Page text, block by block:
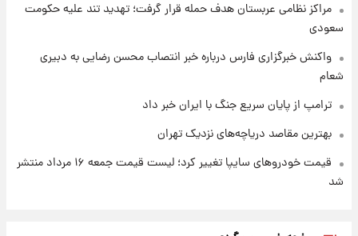
مراکز نظامی عربستان هدف حمله قرار گرفت؛ تهدید تند علیه حکومت
سعودی
واکنش خبرگزاری فارس درباره خبر انتصاب محسن رضایی به دبیری
شعام
ترامپ از پایان سریع جنگ با ایران خبر داد
بهترین مقاصد دریاچه‌های نزدیک تهران
قیمت خودروهای سایپا تغییر کرد؛ لیست قیمت جمعه ۱۶ مرداد منتشر
شد